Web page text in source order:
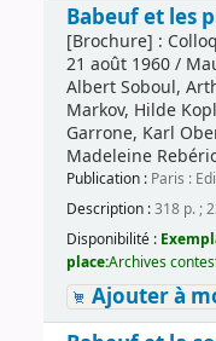
Babeuf et les
[Brochure] :
21 août 1960 /
Albert Soboul,
Markov, Hilde
Garrone, Karl
Madeleine
Publication : Paris :
Description :318 p. ;
Disponibilité :
place:Archives
Ajouter à